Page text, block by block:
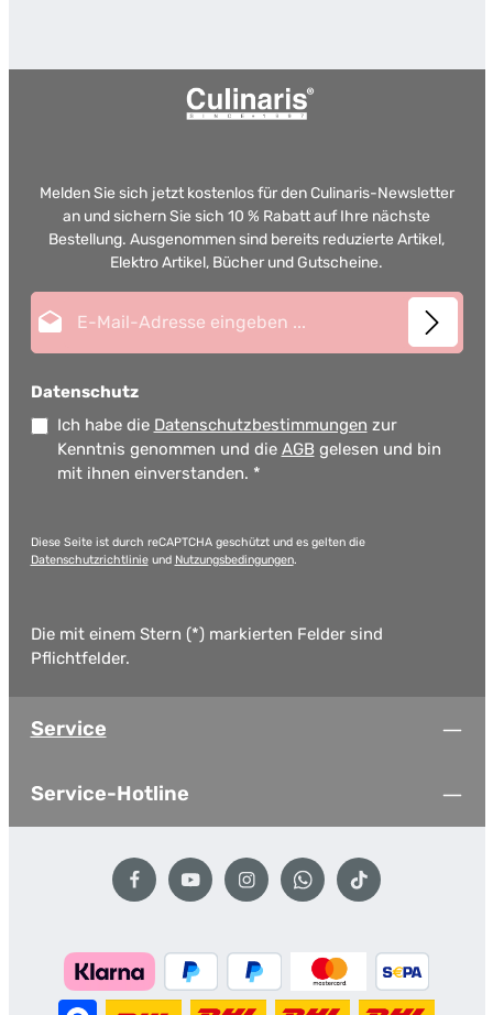
Melden Sie sich jetzt kostenlos für den Culinaris-Newsletter
an und sichern Sie sich 10 % Rabatt auf Ihre nächste
Bestellung. Ausgenommen sind bereits reduzierte Artikel,
Elektro Artikel, Bücher und Gutscheine.
Datenschutz
Ich habe die Datenschutzbestimmungen zur
Kenntnis genommen und die AGB gelesen und bin
mit ihnen einverstanden. *
Diese Seite ist durch reCAPTCHA geschützt und es gelten die
Datenschutzrichtlinieund Nutzungsbedingungen.
Die mit einem Stern (*) markierten Felder sind
Pflichtfelder.
Service
Service-Hotline